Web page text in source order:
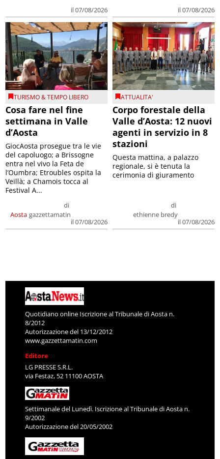
il 07/08/2026 il 07/08/2026
TURISMO & TEMPO LIBERO
Cosa fare nel fine
settimana in Valle
d’Aosta
Aosta
di
gazzettamatin
il 07/08/2026
GiocAosta prosegue tra le vie
del capoluogo; a Brissogne
entra nel vivo la Feta de
l’Oumbra; Etroubles ospita la
Veillà; a Chamois tocca al
Festival A...
ATTUALITA'
Corpo forestale della
Valle d’Aosta: 12 nuovi
agenti in servizio in 8
stazioni
di
ethienne bredy
il 07/08/2026
Questa mattina, a palazzo
regionale, si è tenuta la
cerimonia di giuramento
Quotidiano online Iscrizione al Tribunale di Aosta n.
8/2012
Autorizzazione del 13/12/2012
www.gazzettamatin.com
Editore
LG PRESSE S.R.L.
via Festaz, 52 11100 AOSTA
Settimanale del Lunedì. Iscrizione al Tribunale di Aosta n.
9/2002
Autorizzazione del 20/05/2002